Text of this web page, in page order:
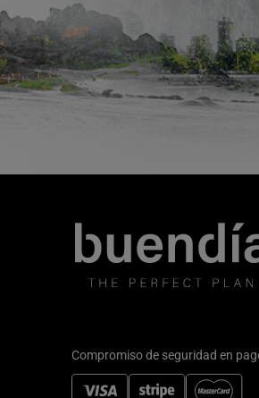
Compromiso de seguridad en